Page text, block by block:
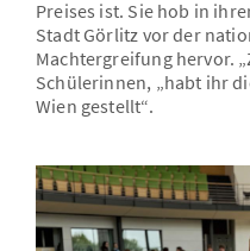
Preises ist. Sie hob in
Stadt Görlitz vor der
Machtergreifung hervor.
Schülerinnen, „habt ihr
Wien gestellt“.